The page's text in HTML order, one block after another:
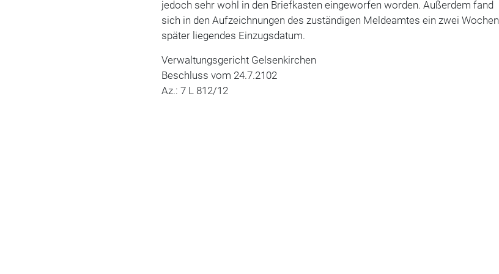
jedoch sehr wohl in den Briefkasten eingeworfen worden. Außerdem fand
sich in den Aufzeichnungen des zuständigen Meldeamtes ein zwei Wochen
später liegendes Einzugsdatum.
Verwaltungsgericht Gelsenkirchen
Beschluss vom 24.7.2102
Az.: 7 L 812/12